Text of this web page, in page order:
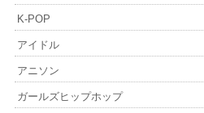
K-POP
アイドル
アニソン
ガールズヒップホップ